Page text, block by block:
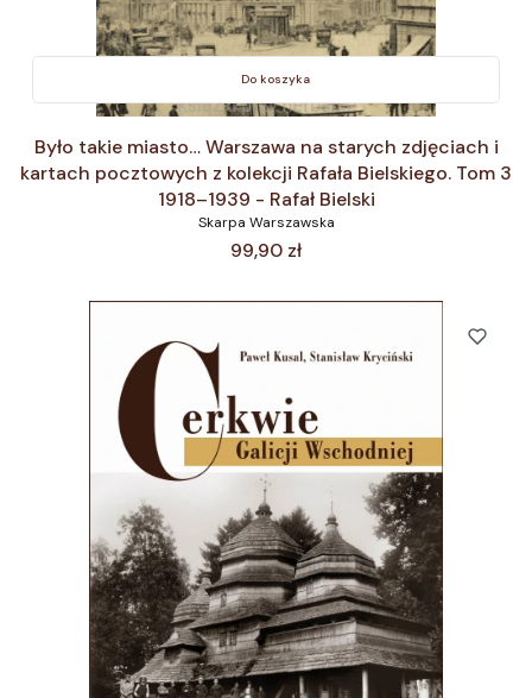
Do koszyka
Było takie miasto… Warszawa na starych zdjęciach i
kartach pocztowych z kolekcji Rafała Bielskiego. Tom 3
1918–1939 - Rafał Bielski
Skarpa Warszawska
Cena
99,90 zł